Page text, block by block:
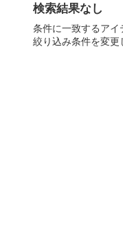
検索結果なし
条件に一致するアイ
絞り込み条件を変更